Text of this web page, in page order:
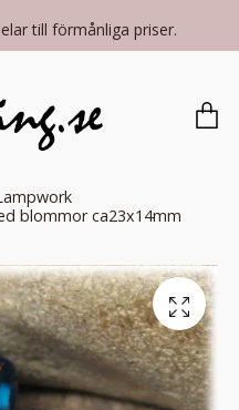
till förmånliga priser.
blommor ca23x14mm